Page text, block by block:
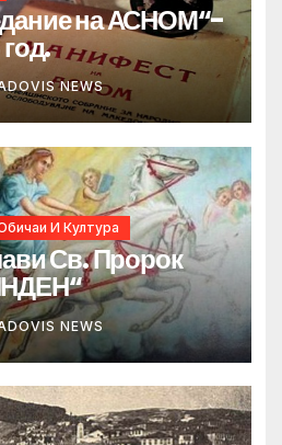
на АСНОМ“-
NEWS
И Култура
Св. Пророк
NEWS